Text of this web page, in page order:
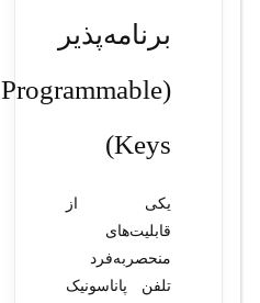
برنامه‌پذیر
(Programmable
Keys)
یکی از
قابلیت‌های
منحصربه‌فرد
تلفن پاناسونیک